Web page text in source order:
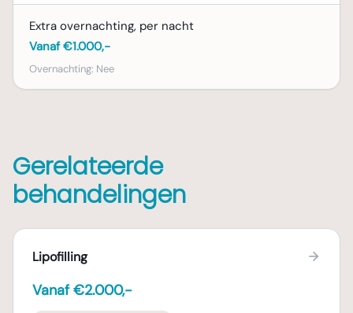
Extra overnachting, per nacht
Vanaf €1.000,-
Overnachting: Nee
Gerelateerde
behandelingen
Lipofilling
Vanaf €2.000,-